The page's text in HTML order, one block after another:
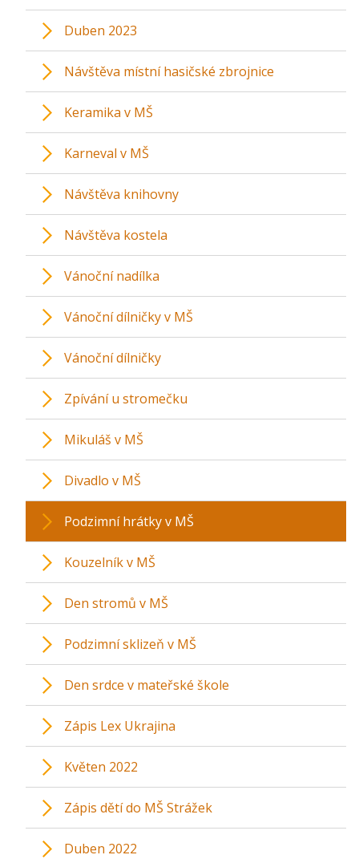
Duben 2023
Návštěva místní hasičské zbrojnice
Keramika v MŠ
Karneval v MŠ
Návštěva knihovny
Návštěva kostela
Vánoční nadílka
Vánoční dílničky v MŠ
Vánoční dílničky
Zpívání u stromečku
Mikuláš v MŠ
Divadlo v MŠ
Podzimní hrátky v MŠ
Kouzelník v MŠ
Den stromů v MŠ
Podzimní sklizeň v MŠ
Den srdce v mateřské škole
Zápis Lex Ukrajina
Květen 2022
Zápis dětí do MŠ Strážek
Duben 2022